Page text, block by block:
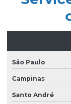
Empresa de
Empresa de
Empresa de
Empresa de
São Paulo
Campinas
Santo André